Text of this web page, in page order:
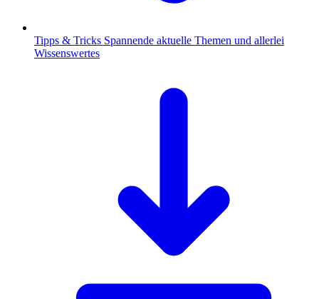
Tipps & Tricks Spannende aktuelle Themen und allerlei
Wissenswertes